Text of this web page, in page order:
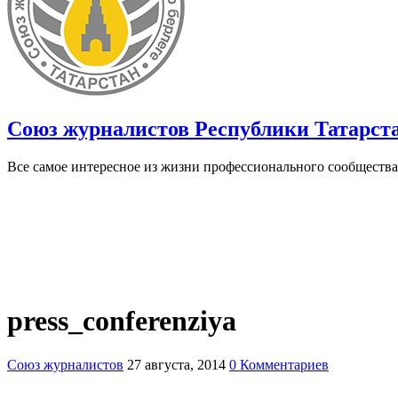
Союз журналистов Республики
Все самое интересное из жизни профессионального сообщества
press_conferenziya
Союз журналистов 27 августа, 2014 0 Комментариев